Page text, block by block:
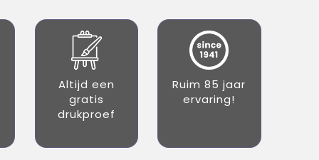
Altijd een
gratis
drukproef
Ruim 85 jaar
ervaring!